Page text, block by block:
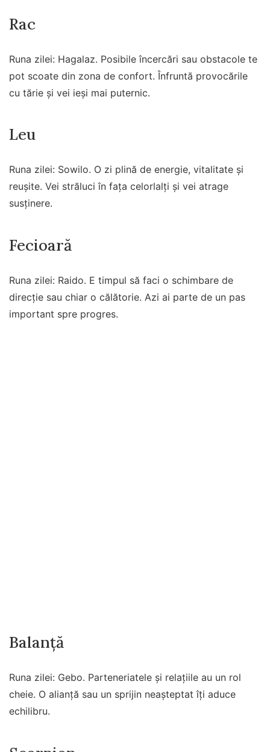
Rac
Runa zilei: Hagalaz. Posibile încercări sau obstacole te
pot scoate din zona de confort. Înfruntă provocările
cu tărie și vei ieși mai puternic.
Leu
Runa zilei: Sowilo. O zi plină de energie, vitalitate și
reușite. Vei străluci în fața celorlalți și vei atrage
susținere.
Fecioară
Runa zilei: Raido. E timpul să faci o schimbare de
direcție sau chiar o călătorie. Azi ai parte de un pas
important spre progres.
Balanță
Runa zilei: Gebo. Parteneriatele și relațiile au un rol
cheie. O alianță sau un sprijin neașteptat îți aduce
echilibru.